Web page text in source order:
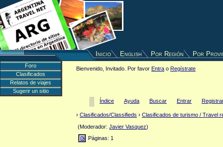
Inicio English Por Región Por
Foro
Clasificados
Relatos de viajes
Sugerir un sitio
Bienvenido, Invitado. Por favor Entra o Regístrate
Índice Ayuda Buscar Entrar
› Clasificados/Classifieds › Clasificados de turismo / Travel
(Moderador:Javier Vasquez)
Páginas: 1